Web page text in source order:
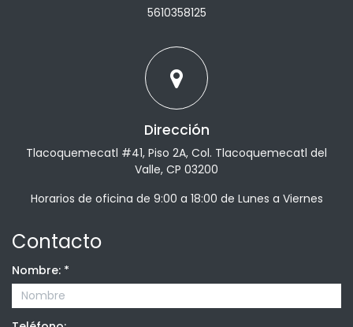
5610358125
Dirección
Tlacoquemecatl #41, Piso 2A, Col. Tlacoquemecatl del
Valle, CP 03200
Horarios de oficina de 9:00 a 18:00 de Lunes a Viernes
Contacto
Nombre: *